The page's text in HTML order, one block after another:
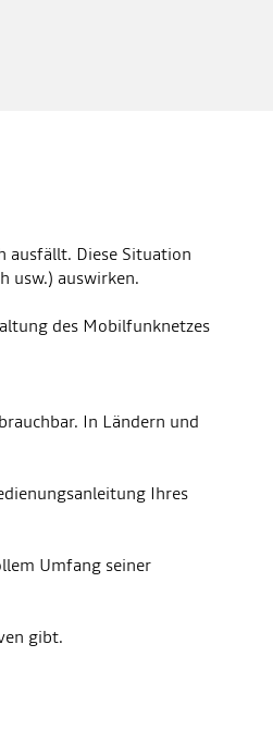
ausfällt. Diese Situation
usw.) auswirken.
des Mobilfunknetzes
In Ländern und
Ihres
Umfang seiner
gibt.